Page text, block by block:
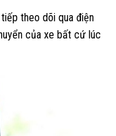
theo dõi qua điện
của xe bất cứ lúc